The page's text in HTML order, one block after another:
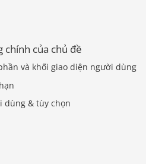
chính của chủ đề
và khối giao diện người dùng
dùng & tùy chọn